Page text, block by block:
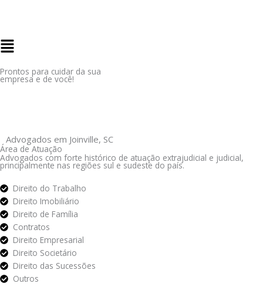
conteúdo
Flyout
Menu
Prontos para cuidar da sua
empresa e de você!
Advogados em Joinville, SC
Área de Atuação
Advogados com forte histórico de atuação extrajudicial e judicial,
principalmente nas regiões sul e sudeste do país.
Direito do Trabalho
Direito Imobiliário
Direito de Família
Contratos
Direito Empresarial
Direito Societário
Direito das Sucessões
Outros